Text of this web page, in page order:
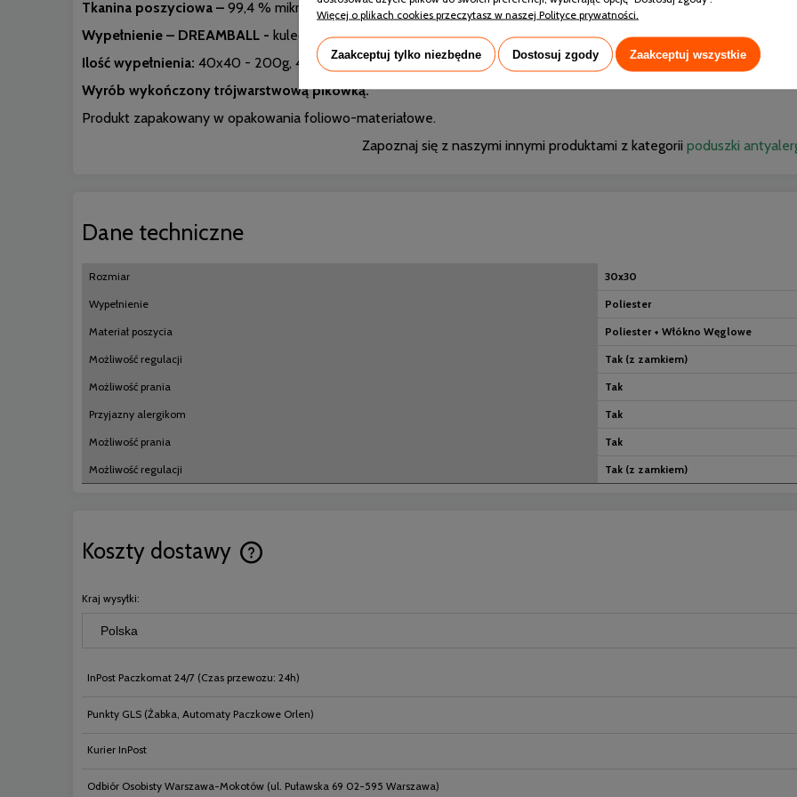
Tkanina poszyciowa – 99,4 % mikrofibra, 0,6 % włókno węglowe
Wypełnienie – DREAMBALL - kuleczki wytworzone ze specjalnie wyselekcjonowanych włókien poliestrowych
Ilość wypełnienia: 40x40 - 200g, 40x60 - 250g, 50x60 - 450g, 50x70 - 550g, 70x80 - 1000g
Wyrób wykończony trójwarstwową pikówką.
Produkt zapakowany w opakowania foliowo-materiałowe.
Zapoznaj się z naszymi innymi produktami z kategorii poduszki
Dane techniczne
Rozmiar 30x30
Wypełnienie Poliester
Materiał poszycia Poliester + Włókno Węglowe
Możliwość regulacji Tak (z zamkiem)
Możliwość prania Tak
Przyjazny alergikom Tak
Możliwość prania Tak
Możliwość regulacji Tak (z zamkiem)
Koszty dostawy
Kraj wysyłki:
InPost Paczkomat 24/7 (Czas przewozu: 24h)
Punkty GLS (Żabka, Automaty Paczkowe Orlen)
Kurier InPost
Odbiór Osobisty Warszawa-Mokotów (ul. Puławska 69 02-595 Warszawa)
Więcej o plikach cookies przeczytasz w naszej Polityce prywatności.
Zaakceptuj tylko niezbędne Dostosuj zgody Zaakceptuj wszystkie